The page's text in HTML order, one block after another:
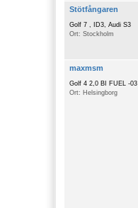
Stötfångaren
Golf 7 , ID3, Audi S3
Ort: Stockholm
maxmsm
Golf 4 2,0 BI FUEL -03
Ort: Helsingborg